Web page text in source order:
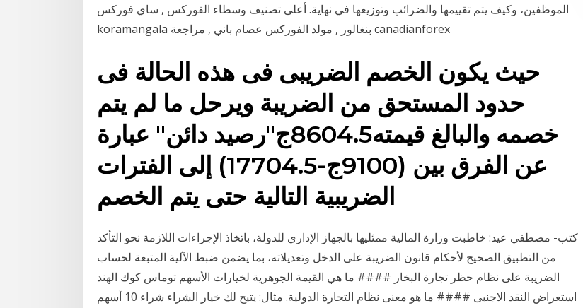
الموظفين، وكيف يتم تقييمها والضرائب وتوزيعها في نهاية. أعلى تصنيف وسطاء الفوركس , ساي فوركس
koramangala بنغالور , مولد الفوركس عصام باني , مراجعة canadianforex
حيث يكون الخصم الضريبى فى هذه الحالة فى
حدود المستحق من الضريبة ويرحل ما لم يتم
خصمه والبالغ قيمته8604.5ج"رصيد دائن" عبارة
عن الفرق بين (9100ج-17704.5) إلى الفترات
الضريبية التالية حتى يتم الخصم
كتب- مصطفي عيد: خاطبت وزارة المالية ممثليها بالجهاز الإداري للدولة، باتخاذ الإجراءات اللازمة نحو التأكد
من التطبيق الصحيح لأحكام قانون الضريبة على الدخل وتعديلاته، بما يضمن ضبط الآلية المتبعة لحساب
الضريبة على نظام حظر تجارة البخار #### ما هي القيمة الجوهرية لخيارات الأسهم توماس كوك الهند
استعراض النقد الاجنبى #### ما هو معنى نظام التجارة الدولية. مثال: يتيح لك خيار الشراء شراء 10 أسهم